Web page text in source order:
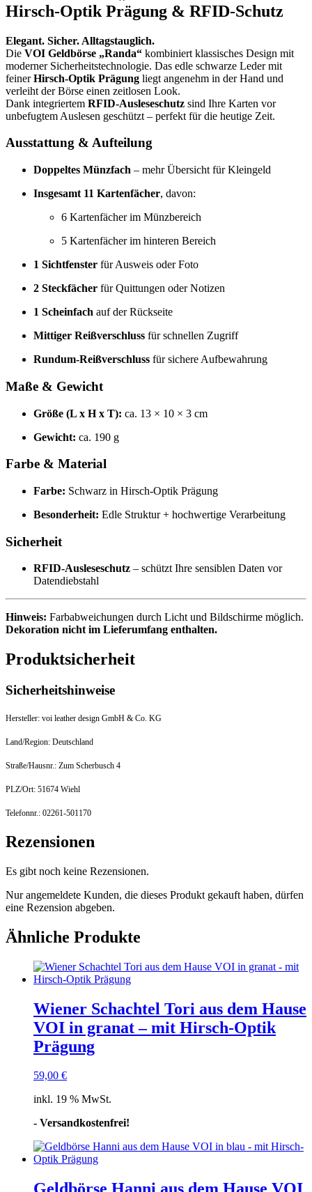
Hirsch-Optik Prägung & RFID-Schutz
Elegant. Sicher. Alltagstauglich.
Die VOI Geldbörse „Randa“ kombiniert klassisches Design mit
moderner Sicherheitstechnologie. Das edle schwarze Leder mit
feinerHirsch-Optik Prägung liegt angenehm in der Hand und
verleiht der Börse einen zeitlosen Look.
Dank integriertem RFID-Ausleseschutz sind Ihre Karten vor
unbefugtem Auslesen geschützt – perfekt für die heutige Zeit.
Ausstattung & Aufteilung
Doppeltes Münzfach – mehr Übersicht für Kleingeld
Insgesamt 11 Kartenfächer, davon:
6 Kartenfächer im Münzbereich
5 Kartenfächer im hinteren Bereich
1 Sichtfenster für Ausweis oder Foto
2 Steckfächer für Quittungen oder Notizen
1 Scheinfach auf der Rückseite
Mittiger Reißverschluss für schnellen Zugriff
Rundum-Reißverschluss für sichere Aufbewahrung
Maße & Gewicht
Größe (L x H x T): ca. 13 × 10 × 3 cm
Gewicht: ca. 190 g
Farbe & Material
Farbe: Schwarz in Hirsch-Optik Prägung
Besonderheit: Edle Struktur + hochwertige Verarbeitung
Sicherheit
RFID-Ausleseschutz – schützt Ihre sensiblen Daten vor
Datendiebstahl
Hinweis: Farbabweichungen durch Licht und Bildschirme möglich.
Dekoration nicht im Lieferumfang enthalten.
Produktsicherheit
Sicherheitshinweise
Hersteller: voi leather design GmbH & Co. KG
Land/Region: Deutschland
Straße/Hausnr.: Zum Scherbusch 4
PLZ/Ort: 51674 Wiehl
Telefonnr.: 02261-501170
Rezensionen
Es gibt noch keine Rezensionen.
Nur angemeldete Kunden, die dieses Produkt gekauft haben, dürfen
eine Rezension abgeben.
Ähnliche Produkte
Wiener Schachtel Tori aus dem Hause
VOI in granat – mit Hirsch-Optik
Prägung
59,00 €
inkl. 19 % MwSt.
- Versandkostenfrei!